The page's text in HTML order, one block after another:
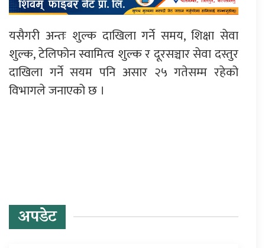
यसैगरी अन्तः शुल्क दाखिला गर्ने समय, शिक्षा सेवा
शुल्क, टेलिफोन स्वामित्व शुल्क र दूरसञ्चार सेवा दस्तुर
दाखिला गर्ने सयम पनि असार २५ गतेसम्म रहेको
विभागले जनाएको छ ।
अपडेट